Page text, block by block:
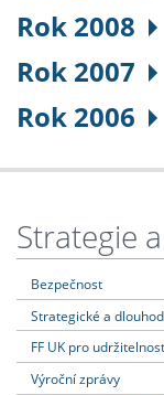
Rok 2008
Rok 2007
Rok 2006
Strategie
Bezpečnost
Strategické a
FF UK pro udržitelnost
Výroční zprávy